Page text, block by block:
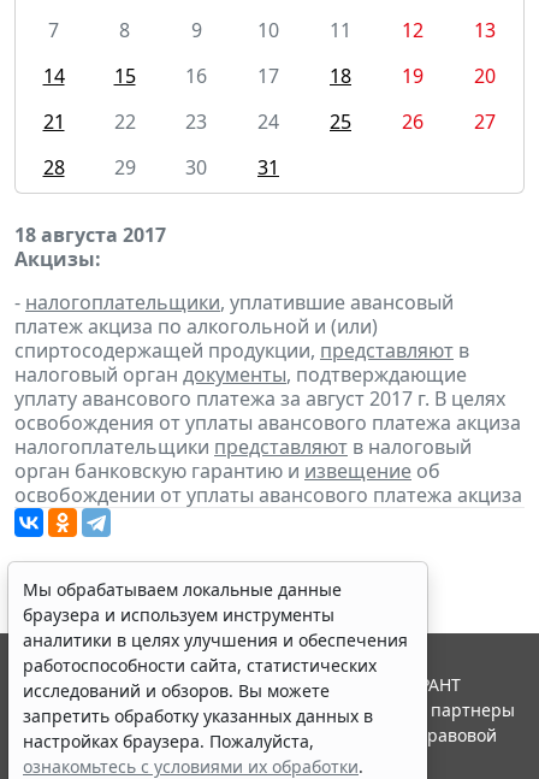
7
8 9 10 11 12
13
14
15 16 17 18 19
20
21
22 23 24 25 26
27
28
29 30 31
18 августа 2017
Акцизы:
- налогоплательщики, уплатившие авансовый
платеж акциза по алкогольной и (или)
спиртосодержащей продукции, представляют в
налоговый орган документы, подтверждающие
уплату авансового платежа за август 2017 г. В целях
освобождения от уплаты авансового платежа акциза
налогоплательщики представляют в налоговый
орган банковскую гарантию и извещение об
освобождении от уплаты авансового платежа акциза
Мы обрабатываем локальные данные
браузера и используем инструменты
аналитики в целях улучшения и обеспечения
работоспособности сайта, статистических
исследований и обзоров. Вы можете
запретить обработку указанных данных в
настройках браузера. Пожалуйста,
ознакомьтесь с условиями их обработки.
© ООО "НПП "ГАРАНТ-СЕРВИС", 2026. Система ГАРАНТ
выпускается с 1990 года. Компания "Гарант" и ее партнеры
являются участниками Российской ассоциации правовой
информации ГАРАНТ.